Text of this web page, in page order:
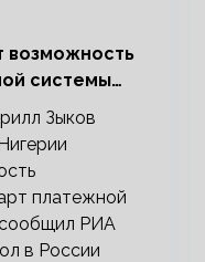
возможность
системы
Зыков
платежной
РИА
в России